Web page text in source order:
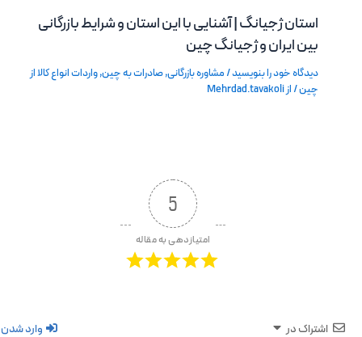
استان ژجیانگ | آشنایی با این استان و شرایط بازرگانی
بین ایران و ژجیانگ چین
دیدگاه‌ خود را بنویسید/ مشاوره بازرگانی,صادرات به چین,واردات انواع کالا از
چین/ ازMehrdad.tavakoli
5
امتیازدهی به مقاله
اشتراک در وارد شدن